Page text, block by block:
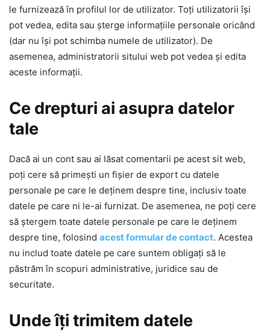
le furnizează în profilul lor de utilizator. Toți utilizatorii își
pot vedea, edita sau șterge informațiile personale oricând
(dar nu își pot schimba numele de utilizator). De
asemenea, administratorii sitului web pot vedea și edita
aceste informații.
Ce drepturi ai asupra datelor
tale
Dacă ai un cont sau ai lăsat comentarii pe acest sit web,
poți cere să primești un fișier de export cu datele
personale pe care le deținem despre tine, inclusiv toate
datele pe care ni le-ai furnizat. De asemenea, ne poți cere
să ștergem toate datele personale pe care le deținem
despre tine, folosind acest formular de contact. Acestea
nu includ toate datele pe care suntem obligați să le
păstrăm în scopuri administrative, juridice sau de
securitate.
Unde îți trimitem datele